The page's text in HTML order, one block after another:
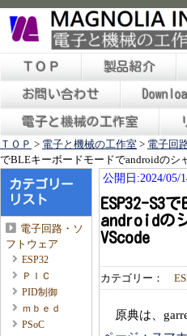
ＴＯＰ 製品紹介
お問い合わせ
電子と機械の工作室
ＴＯＰ > 電子と機械の工作室 > 電子回
でBLEキーボードモードでandroidのシ
カテゴリー
リスト
電子回路・ソ
フトウェア
ESP32
ＰＩＣ
PID制御
ｍｂｅｄ
PSoC
公開日:2024/05/
ESP32-S3
androidの
VScode
カテゴリー：
原典は、